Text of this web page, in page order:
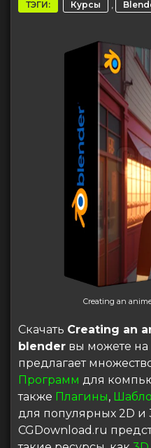
ТЭГИ: Курсы ,
Creating an
Скачать Creating an
blender вы можете
предлагает
Программ для
также Плагины,
для популярных 2D и
CGDownload.ru